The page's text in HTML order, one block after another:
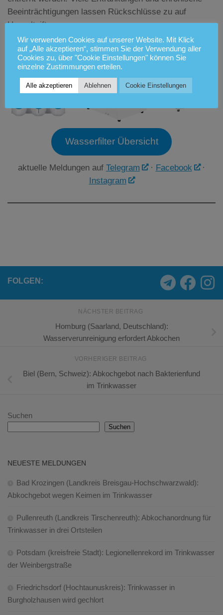
Beeinträchtigungen lassen Rückschlüsse zu auf
Umweltgifte.
Wasserfilter Übersicht
aktuelle Meldungen auf Telegram · Facebook
·
Instagram
FOLGEN:
NÄCHSTER BEITRAG
Homburg (Saarland, Deutschland):
Wasserverunreinigung erfordert Abkochen
VORHERIGER BEITRAG
Biel (Bern, Schweiz): Abkochgebot nach Bakterienfund
im Trinkwasser
Suchen
Suchen
NEUESTE MELDUNGEN
Bad Krozingen (Landkreis Breisgau-Hochschwarzwald):
Abkochgebot wegen Keimen im Trinkwasser
Pullenreuth (Landkreis Tirschenreuth): Abkochanordnung für
Trinkwasser in drei Ortsteilen
Potsdam (kreisfreie Stadt): Legionellenrekord im Trinkwasser
der Weinbergstraße
Friedrichsdorf (Hochtaunuskreis): Trinkwasser in
Burgholzhausen wird gechlort
Wir verwenden Cookies auf unserer Website. Mit Klick
auf „Alle akzeptieren“, stimmen Sie der Verwendung aller
Cookies zu, über "Cookie Einstellungen" können Sie
einzelne Zustimmungen erteilen.
Alle akzeptieren Ablehnen Cookie Einstellungen